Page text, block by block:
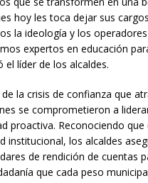
hoy les toca dejar sus
la ideología y los
expertos en educación
el líder de los alcaldes.
la crisis de confianza que
se comprometieron a
proactiva. Reconociendo que
institucional, los alcaldes
de rendición de cuentas
que cada peso